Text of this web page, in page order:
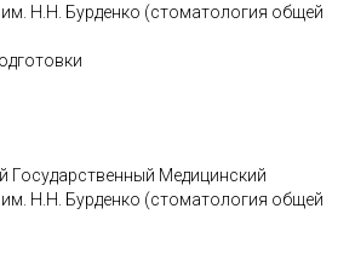
им. Н.Н. Бурденко (стоматология общей
Государственный Медицинский
им. Н.Н. Бурденко (стоматология общей